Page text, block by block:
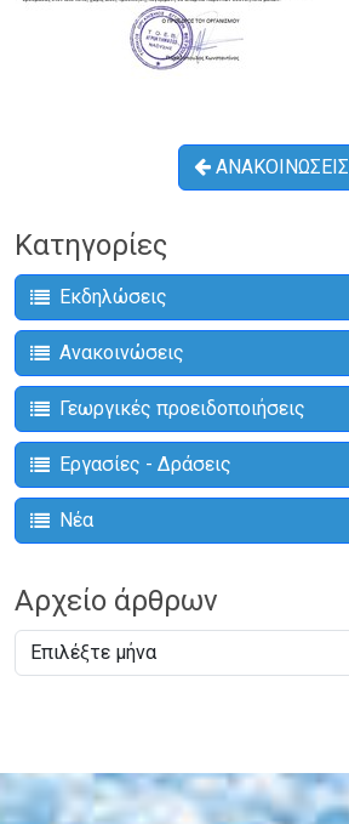
ΑΝΑΚΟΙΝΩΣΕΙΣ
Κατηγορίες
Εκδηλώσεις
Ανακοινώσεις
Γεωργικές προειδοποιήσεις
Εργασίες - Δράσεις
Νέα
Αρχείο άρθρων